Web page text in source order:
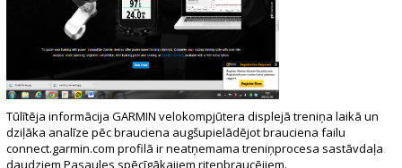
Tūlītēja informācija GARMIN velokompjūtera displejā treniņa laikā un
dziļāka analīze pēc brauciena augšupielādējot brauciena failu
connect.garmin.com profilā ir neatņemama treniņprocesa sastāvdaļa
daudziem Pasaules spēcīgākajiem riteņbraucējiem.